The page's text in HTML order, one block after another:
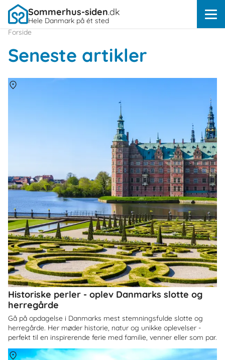
Sommerhus-siden.dk
Hele Danmark på ét sted
Forside
Seneste artikler
Historiske perler - oplev Danmarks slotte og
herregårde
Gå på opdagelse i Danmarks mest stemningsfulde slotte og
herregårde. Her møder historie, natur og unikke oplevelser -
perfekt til en inspirerende ferie med familie, venner eller som par.
Om Himmerland